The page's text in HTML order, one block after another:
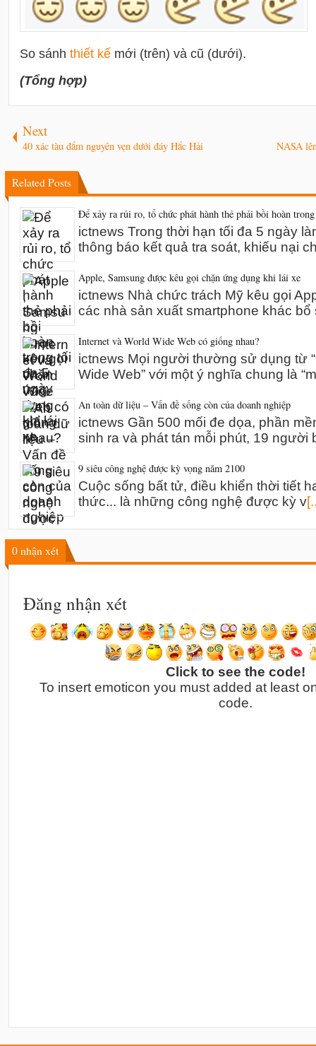
So sánh thiết kế mới (trên) và cũ (dưới).
(Tổng hợp)
Next
40 xác tàu đắm nguyên vẹn dưới đáy Hắc Hải NASA
Related Posts
Để xảy ra rủi ro, tổ chức phát hành thẻ phải bồi hoàn
ictnews Trong thời hạn tối đa 5 ngày
thông báo kết quả tra soát, khiếu nại
Apple, Samsung được kêu gọi chặn ứng dụng khi lái xe
ictnews Nhà chức trách Mỹ kêu gọi
các nhà sản xuất smartphone khác bổ
Internet và World Wide Web có giống nhau?
ictnews Mọi người thường sử dụng từ
Wide Web” với một ý nghĩa chung là
An toàn dữ liệu – Vấn đề sống còn của doanh nghiệp
ictnews Gần 500 mối đe dọa, phần
sinh ra và phát tán mỗi phút, 19 người
9 siêu công nghệ được kỳ vọng năm 2100
Cuộc sống bất tử, điều khiển thời tiết
thức... là những công nghệ được kỳ v
0 nhận xét
Đăng nhận xét
Click to see the code!
To insert emoticon you must added at least
code.